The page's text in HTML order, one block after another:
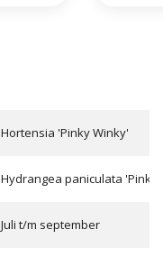
Hortensia 'Pinky Winky'
Hydrangea paniculata 'Pinky
Juli t/m september